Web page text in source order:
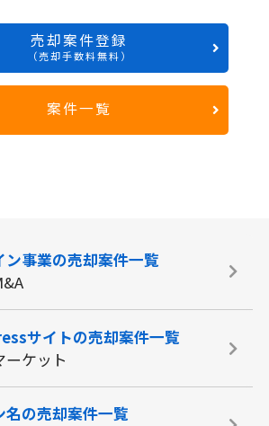
売却案件登録
（売却手数料無料）
案件一覧
ン事業の売却案件一覧
サイトの売却案件一覧
ーケット
名の売却案件一覧